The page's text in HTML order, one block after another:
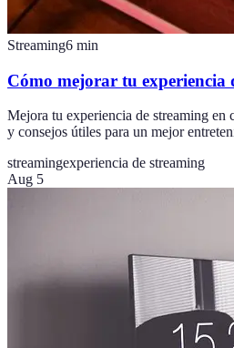
Streaming6 min
Cómo mejorar tu experiencia
Mejora tu experiencia de streaming en
y consejos útiles para un mejor
streamingexperiencia de streaming
Aug 5